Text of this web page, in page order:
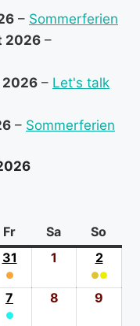
– Sommerferien
2026 –
2026 – Let's talk
– Sommerferien
FrFreitag
Sa Samstag
So
31
●
(1
event
1
August
2026
22.
●●
(2
7
●
8 9